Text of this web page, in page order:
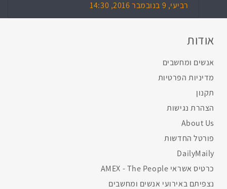
רביעי, 9 בנובמבר 2016, 14:30
אודות
אנשים ומחשבים
מדיניות הפרטיות
תקנון
הצהרת נגישות
About Us
פורטל החדשות
DailyMaily
כרטיס אשראי AMEX - The People
נצפיתם באירועי אנשים ומחשבים